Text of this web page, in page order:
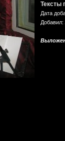
Тексты
Дата
Добавил: